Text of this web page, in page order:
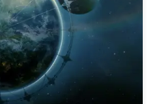
Я должен найти
до меня никто не решал
это невозможно…
назову. «Эльбрус» —
системного
и контроля. […]